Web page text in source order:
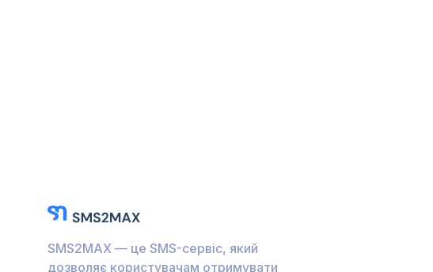
SMS2MAX — це SMS-сервіс, який
дозволяє користувачам отримувати